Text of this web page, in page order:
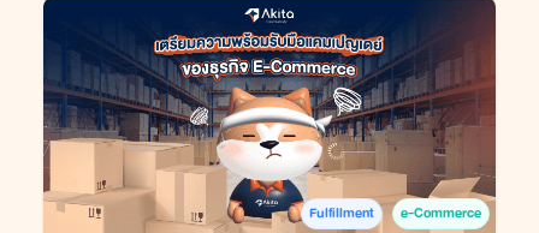
Fulfillment e-Commerce